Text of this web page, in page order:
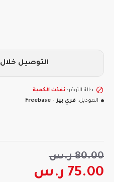
75.00 ر.س
80.00 ر.س
حالة التوفر: نفذت الكمية
الموديل: فري بيز - Freebase
التوصيل خلال 1-3 يوم عمل